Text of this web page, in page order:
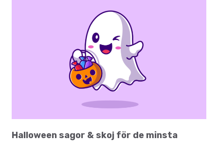
Halloween sagor & skoj för de minsta